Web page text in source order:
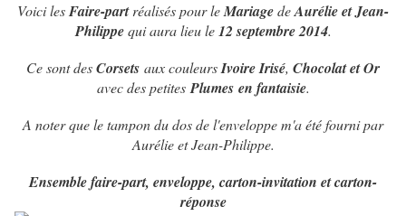
Voici lesFaire-partréalisés pour leMariagedeAurélie et Jean-
Philippequi aura lieu le12 septembre 2014.
Ce sont desCorsets aux couleursIvoire Irisé, Chocolat et Or
avec des petites Plumes en fantaisie.
A noter que le tampon du dos de l'enveloppe m'a été fourni par
Aurélie et Jean-Philippe.
Ensemble faire-part, enveloppe, carton-invitation et carton-
réponse